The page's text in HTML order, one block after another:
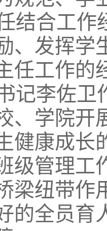
结合工作
、发挥学
任工作的
记李佐卫
、学院开
健康成长
级管理工
梁纽带作
的全员育